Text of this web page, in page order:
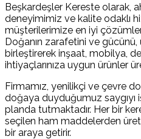
Beşkardeşler Kereste olarak,
deneyimimiz ve kalite odaklı
müşterilerimize en iyi
Doğanın zarafetini ve
birleştirerek inşaat, mobilya,
ihtiyaçlarınıza uygun ürünler
Firmamız, yenilikçi ve çevre
doğaya duyduğumuz saygıyı
planda tutmaktadır. Her bir
seçilen ham maddelerden
bir araya getirir.